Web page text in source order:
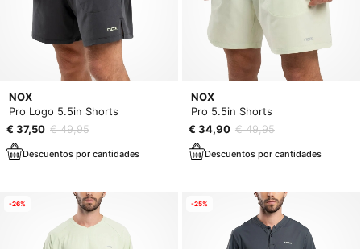
NOX
Pro Logo 5.5in Shorts
€ 37,50 € 49,95
Descuentos por cantidades
NOX
Pro 5.5in Shorts
€ 34,90 € 49,95
Descuentos por cantidades
-26% -25%